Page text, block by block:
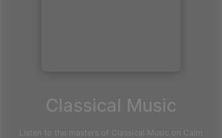
Classical Music
Listen to the masters of Classical Music on Calm